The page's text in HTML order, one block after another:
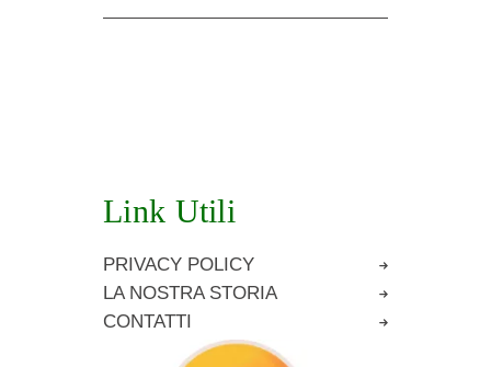
Link Utili
PRIVACY POLICY
LA NOSTRA STORIA
CONTATTI